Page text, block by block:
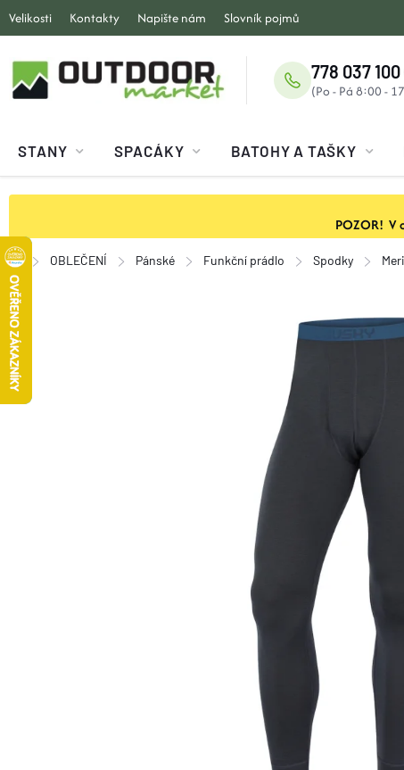
Přejít
na
obsah
POZOR! V
Velikosti Kontakty Napište nám Slovník pojmů
778 037
STANY SPACÁKY BATOHY A TAŠKY
Domů
OBLEČENÍ Pánské Funkční prádlo Spodky